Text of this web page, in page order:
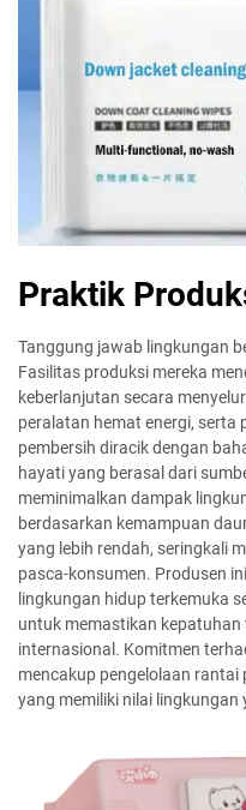
Praktik
Tanggung jawab lingkungan
Fasilitas produksi mereka
keberlanjutan secara
peralatan hemat energi, serta
pembersih diracik dengan
hayati yang berasal dari
meminimalkan dampak
berdasarkan kemampuan
yang lebih rendah, seringkali
pasca-konsumen. Produsen
lingkungan hidup terkemuka
untuk memastikan
internasional. Komitmen
mencakup pengelolaan rantai
yang memiliki nilai lingkungan